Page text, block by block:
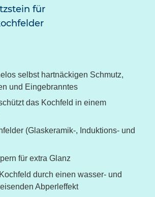
für
selbst hartnäckigen Schmutz,
und Eingebranntes
das Kochfeld in einem
(Glaskeramik-, Induktions- und
für extra Glanz
durch einen wasser- und
Abperleffekt